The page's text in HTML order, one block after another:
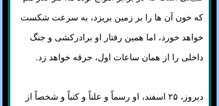
که خون آن ها را بر زمین بریزد، به سرعت شکست
خواهد خورد، اما همین رفتار او برادرکشی و جنگ
داخلی را از همان ساعات اول، جرقه خواهد زد.
دیروز، ۲۵ اسفند، او رسماً و علناً و کتباً و شخصاً از